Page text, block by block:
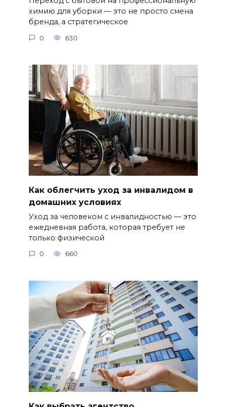
химию для уборки — это не просто смена
бренда, а стратегическое
0 630
Как облегчить уход за инвалидом в
домашних условиях
Уход за человеком с инвалидностью — это
ежедневная работа, которая требует не
только физической
0 660